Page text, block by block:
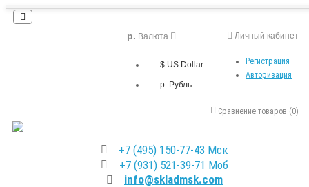
Личный кабинет
Регистрация
Авторизация
р. Валюта
$ US Dollar
р. Рубль
Сравнение товаров (0)
+7 (495) 150-77-43 Мск
+7 (931) 521-39-71 Моб
info@skladmsk.com